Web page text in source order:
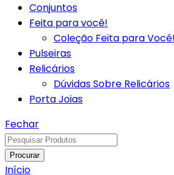
Conjuntos
Feita para você!
Coleção Feita para
Pulseiras
Relicários
Dúvidas Sobre Relicários
Porta Joias
Fechar
Procurar
Início